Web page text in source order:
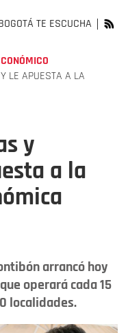
TE ESCUCHA
LE APUESTA A LA
y
a la
arrancó hoy
operará cada 15
localidades.